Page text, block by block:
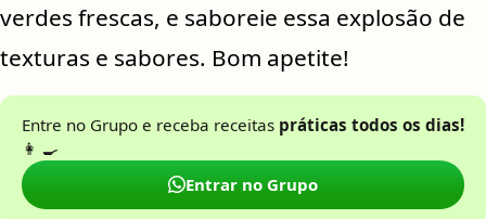
verdes frescas, e saboreie essa explosão de
texturas e sabores. Bom apetite!
Entre no Grupo e receba receitas práticas todos os dias!
👩 🍳
Entrar no Grupo